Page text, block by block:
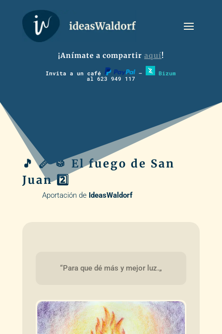
¡Anímate a compartir aquí!
Invita a un café – Bizum
al 623 949 117
🎵 🪈 🥁 El fuego de San
Juan 2️⃣
Aportación de IdeasWaldorf
“Para que dé más y mejor luz.„